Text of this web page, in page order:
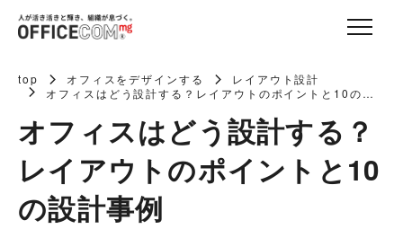
top オフィスをデザインする
レイアウト設計
オフィスはどう設計する？レイアウトのポイントと10の設
オフィスはどう設計する？
レイアウトのポイントと10
の設計事例